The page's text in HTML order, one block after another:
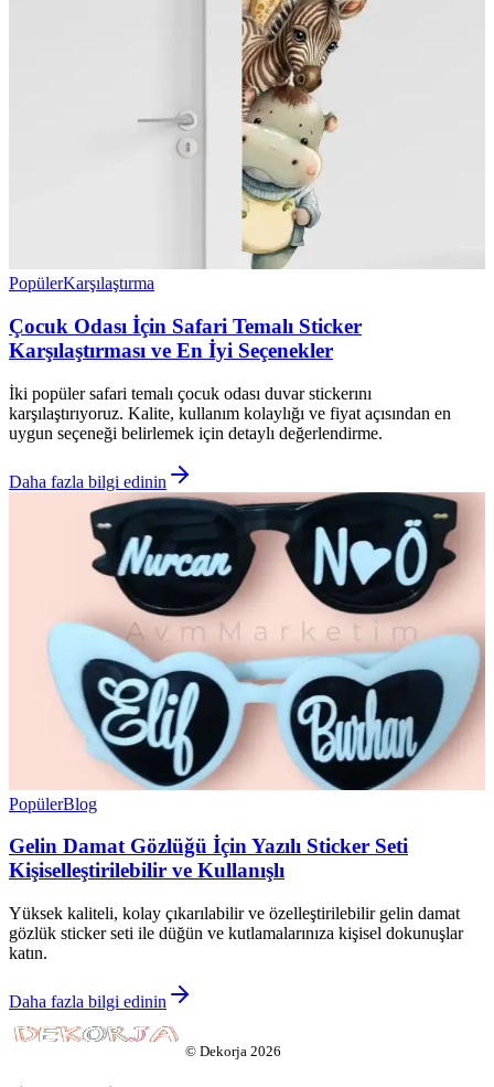
PopülerKarşılaştırma
Çocuk Odası İçin Safari Temalı Sticker
Karşılaştırması ve En İyi Seçenekler
İki popüler safari temalı çocuk odası duvar stickerını
karşılaştırıyoruz. Kalite, kullanım kolaylığı ve fiyat açısından en
uygun seçeneği belirlemek için detaylı değerlendirme.
Daha fazla bilgi edinin
PopülerBlog
Gelin Damat Gözlüğü İçin Yazılı Sticker Seti
Kişiselleştirilebilir ve Kullanışlı
Yüksek kaliteli, kolay çıkarılabilir ve özelleştirilebilir gelin damat
gözlük sticker seti ile düğün ve kutlamalarınıza kişisel dokunuşlar
katın.
Daha fazla bilgi edinin
© Dekorja 2026